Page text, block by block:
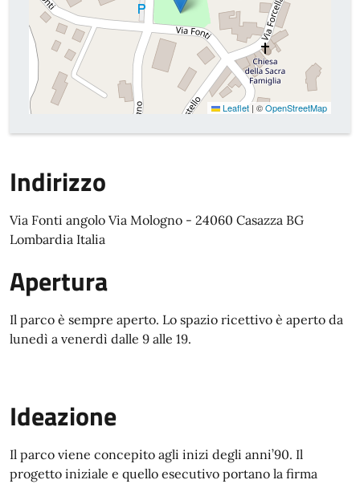
Leaflet | ©OpenStreetMap
Indirizzo
Via Fonti angolo Via Mologno - 24060 Casazza BG
Lombardia Italia
Apertura
Il parco è sempre aperto. Lo spazio ricettivo è aperto da
lunedì a venerdì dalle 9 alle 19.
Ideazione
Il parco viene concepito agli inizi degli anni’90. Il
progetto iniziale e quello esecutivo portano la firma